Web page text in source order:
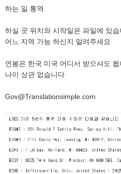
하는 일 통역
하실 곳 위치와 시작일은 파일에 있습
어느 지역 가능 하신지 알려주세요
연봉은 한국 미국 어디서 받으셔도 됩
나이 상관 없습니다
Gov@Translationsimple.com